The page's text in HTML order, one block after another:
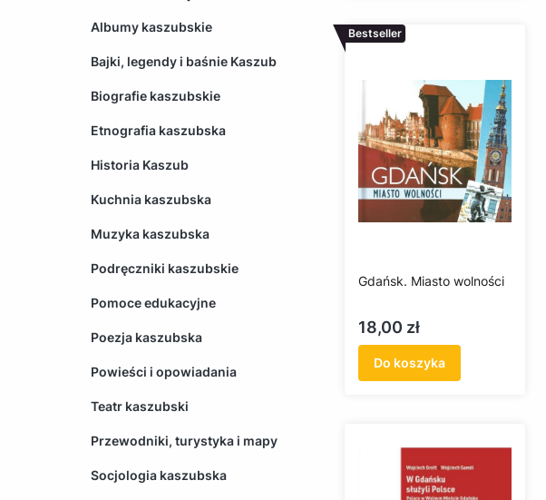
Albumy kaszubskie
Bajki, legendy i baśnie Kaszub
Biografie kaszubskie
Etnografia kaszubska
Historia Kaszub
Kuchnia kaszubska
Muzyka kaszubska
Podręczniki kaszubskie
Pomoce edukacyjne
Poezja kaszubska
Powieści i opowiadania
Teatr kaszubski
Przewodniki, turystyka i mapy
Socjologia kaszubska
Bestseller
Gdańsk. Miasto wolności
Cena
18,00 zł
Do koszyka